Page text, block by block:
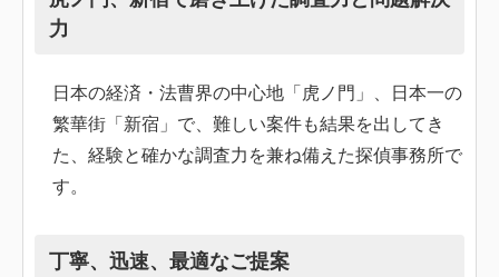
力
日本の経済・法曹界の中心地「虎ノ門」、日本一の
繁華街「新宿」で、難しい案件も結果を出してき
た、経験と確かな調査力を兼ね備えた探偵事務所で
す。
丁寧、迅速、最適なご提案